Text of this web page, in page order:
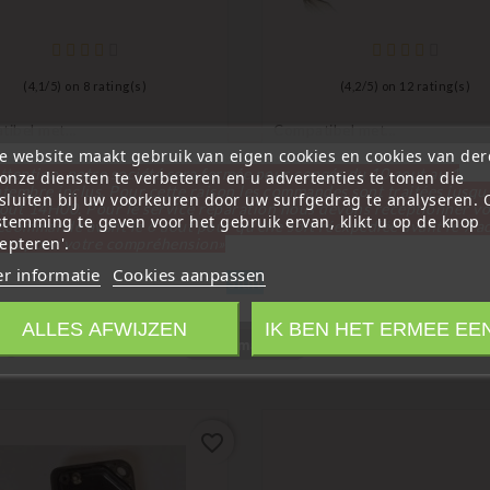
( 4,1 / 5) on 8 rating(s)
met
Afstandsbediening Voor
Saxo
Prijs
(4,2 / 5) on 12 rating(s)
Compatibel met
Citroën
2-Knops Sleutelhanger Met
Afstandsbediening,
Citroën Xsara Picasso
Prijs
website maakt gebruik van eigen cookies en cookies van
diensten te verbeteren en u advertenties te tonen die
bij uw voorkeuren door uw surfgedrag te analyseren.
te geven voor het gebruik ervan, klikt u op de knop
informatie Cookies aanpassen
ALLES AFWIJZEN IK BEN HET ERMEE
notre société sera fermée pour congés du 10 aout au 1
inclus. Pour cette raison les commandes sont traitées
14H00. Pour le service réparation nous devons réceptionner
avant le 6 aout pour qu'elle soit réexpédiée avant le 7
pour votre compréhension»
Sluit